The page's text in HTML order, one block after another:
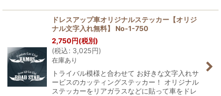
ドレスアップ車オリジナルステッカー【オリジ
ナル文字入れ無料】 No-1-750
2,750円(税別)
(税込: 3,025円)
在庫あり
トライバル模様と合わせて お好きな文字入れサ
ービスのカッティングステッカー！ オリジナル
ステッカーをリアガラスなどに貼って車をドレ